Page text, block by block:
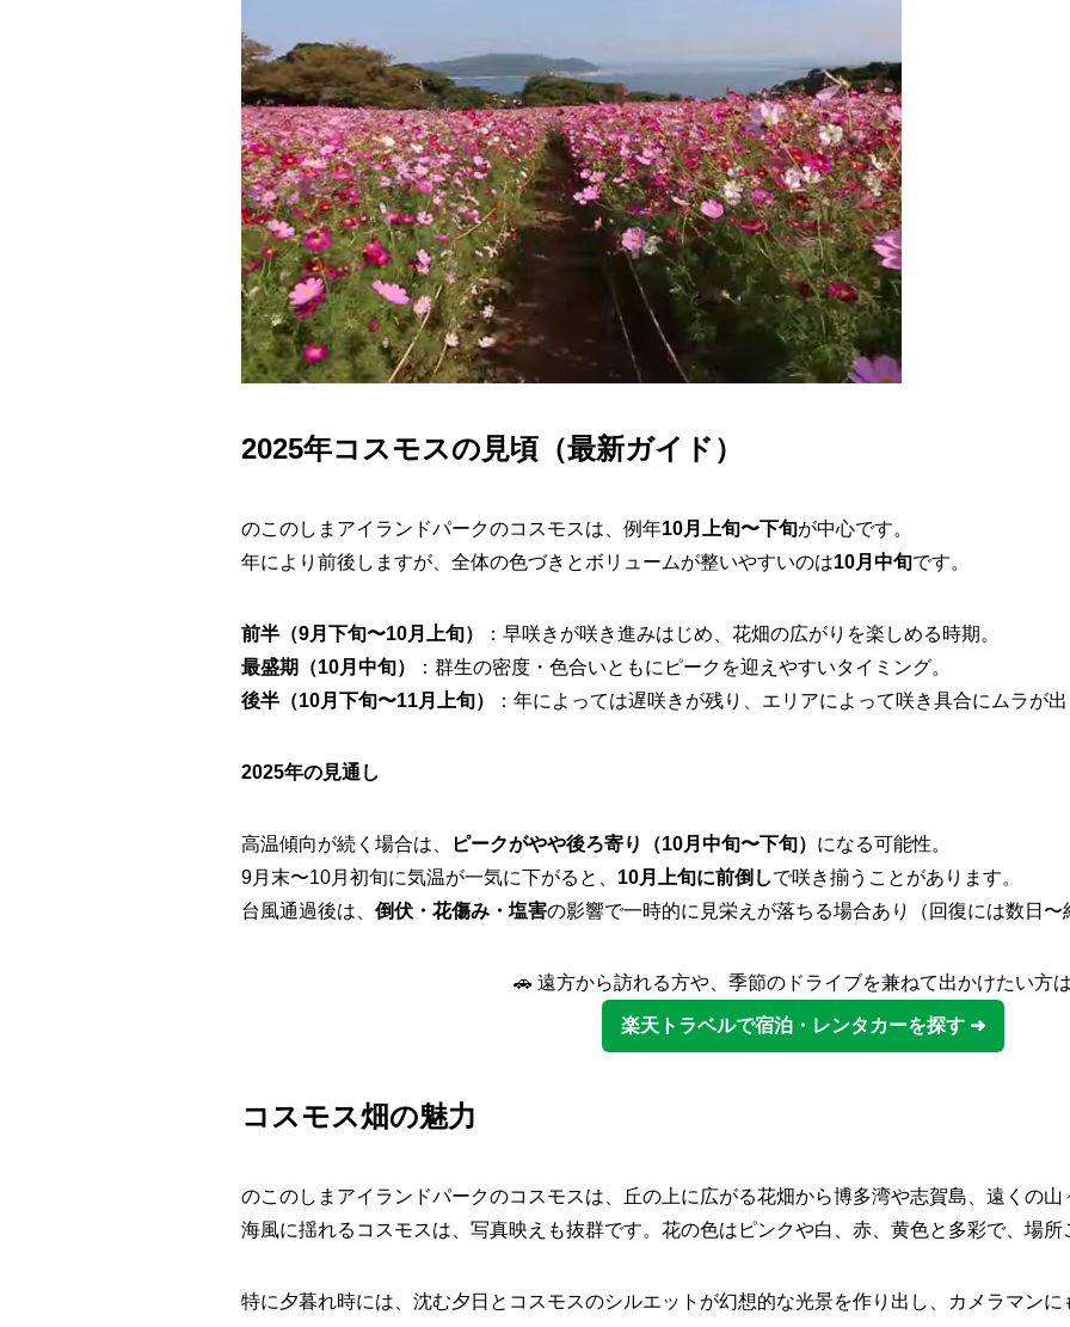
2025年コスモスの見頃（最新ガイド）
のこのしまアイランドパークのコスモスは、例年10月上旬〜下旬が中心です。
年により前後しますが、全体の色づきとボリュームが整いやすいのは10月中旬です。
前半（9月下旬〜10月上旬）
：早咲きが咲き進みはじめ、花畑の広がりを楽しめる時期。
最盛期（10月中旬）
：群生の密度・色合いともにピークを迎えやすいタイミング。
後半（10月下旬〜11月上旬）
：年によっては遅咲きが残り、エリアによって咲き具合にムラが
2025年の見通し
高温傾向が続く場合は、 ピークがやや後ろ寄り（10月中旬〜下旬） になる可能性。
9月末〜10月初旬に気温が一気に下がると、 10月上旬に前倒しで咲き揃うことがあります。
台風通過後は、 倒伏・花傷み・塩害の影響で一時的に見栄えが落ちる場合あり（回復には数日〜
🚗 遠方から訪れる方や、季節のドライブを兼ねて出かけたい方
楽天トラベルで宿泊・レンタカーを探す ➜
コスモス畑の魅力
のこのしまアイランドパークのコスモスは、丘の上に広がる花畑から博多湾や志賀島、遠くの
海風に揺れるコスモスは、写真映えも抜群です。花の色はピンクや白、赤、黄色と多彩で、場
特に夕暮れ時には、沈む夕日とコスモスのシルエットが幻想的な光景を作り出し、カメラマン